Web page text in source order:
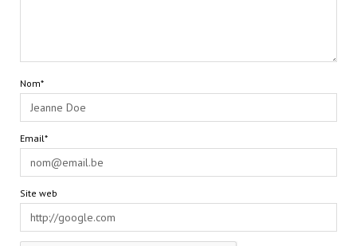
Nom*
Email*
Site web